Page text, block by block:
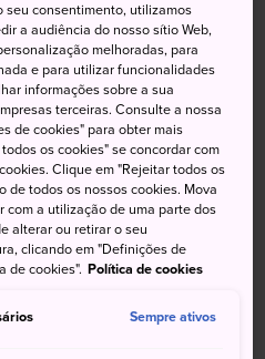
que florescem em
samurais, mal tocadas
casca de cereja no
a partir do antigo local
seu consentimento, utilizamos
a audiência do nosso sítio Web,
melhoradas, para
e para utilizar funcionalidades
informações sobre a sua
terceiras. Consulte a nossa
de cookies" para obter mais
os cookies" se concordar com
Clique em "Rejeitar todos os
de todos os nossos cookies. Mova
com a utilização de uma parte dos
alterar ou retirar o seu
clicando em "Definições de
de cookies". Política de cookies
Sempre ativos